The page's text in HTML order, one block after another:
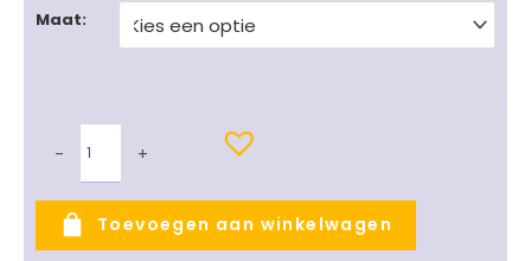
Maat:
-
Little
-
tekstprint
blauw
+
Toevoegen aan winkelwagen